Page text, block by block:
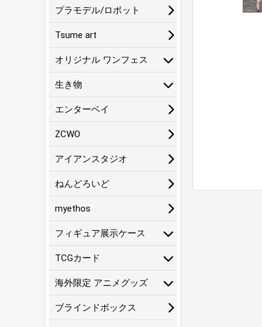
プラモデル/ロボット
Tsume art
オリジナル ワンフェス
生き物
エンターベイ
ZCWO
アイアンスタジオ
ねんどろいど
myethos
フィギュア展示ケース
TCGカード
海外限定 アニメグッズ
ブラインドボックス